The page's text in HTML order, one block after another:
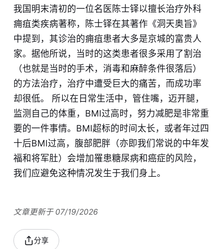
我国明末清初的一位名医陈士铎以擅长治疗外科
痈疽类疾病著称，陈士铎在其著作《洞天奥旨》
中提到，其诊治的痈疽患者大多是京城的富贵人
家。据他所说，当时的这类患者很多采用了割治
（也就是当时的手术，消毒和麻醉条件很落后）
的方法治疗，治疗中遭受巨大的痛苦，而成功率
却很低。​ 所以在日常生活中，管住嘴，迈开腿，
监测自己的体重，BMI过高时，努力减肥是非常重
要的一件事情。BMI超标的时间太长，或者年过四
十后BMI过高，腹部肥胖（亦即我们常说的中年发
福和将军肚）会增加罹患糖尿病和癌症的风险，
我们应避免这种情况发生于我们身上。​
文章更新于 07/19/2026
分享